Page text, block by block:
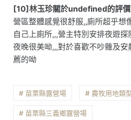
[10]林玉珍關於undefined的評價
營區整體感覺很舒服,,廁所超乎想
自己上廁所,,,營主特別安排夜遊
夜晚很美呦,,,對於喜歡不吵雜及
薦的呦
# 苗栗縣露營場 # 農牧用地類
# 苗栗縣三義鄉露營場